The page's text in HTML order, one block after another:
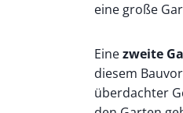
eine große
Einezweite
diesem
überdachter